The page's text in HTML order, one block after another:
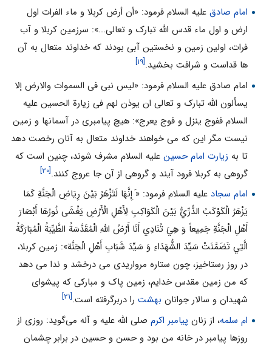
امام صادقعلیه السلام فرمود: «أن أرض کربلا و ماء الفرات اول
ارض و اول ماء قدس الله تبارک و تعالى...»: سرزمین کربلا و آب
فرات، اولین زمین و نخستین آبى بودند که خداوند متعال به آن
ها قداست و شرافت بخشید.[۱۹]
امام صادق علیه السلام فرمود: «لیس نبى فى السموات والارض إلا
یسألون الله تبارک و تعالى ان یوذن لهم فى زیارة الحسین علیه
السلام ففوج ینزل و فوج یعرج»: هیچ پیامبرى در آسمانها و زمین
نیست مگر این که مى خواهند خداوند متعال به آنان رخصت دهد
تا به زیارت امام حسینعلیه السلام مشرف شوند، چنین است که
گروهى به کربلا فرود آیند و گروهى از آن جا عروج کنند.[۲۰]
امام سجاد علیه السلام فرمود: «َ إِنَّهَا لَتَزْهَرُ بَيْنَ رِيَاضِ الْجَنَّةِ كَمَا
يَزْهَرُ الْكَوْكَبُ الدُّرِّيُّ بَيْنَ الْكَوَاكِبِ لِأَهْلِ الْأَرْضِ يَغْشَى نُورُهَا أَبْصَارَ
أَهْلِ الْجَنَّةِ جَمِيعاً وَ هِيَ تُنَادِي أَنَا أَرْضُ اللَّهِ الْمُقَدَّسَةُ الطَّيِّبَةُ الْمُبَارَكَةُ
الَّتِي تَضَمَّنَتْ سَيِّدَ الشُّهَدَاءِ وَ سَيِّدَ شَبَابِ أَهْلِ الْجَنَّة»: زمین کربلا،
در روز رستاخیز، چون ستاره مرواریدى مى درخشد و ندا مى دهد
که من زمین مقدس خدایم، زمین پاک و مبارکى که پیشواى
شهیدان و سالار جوانان بهشترا دربرگرفته است.[۲۱]
ام سلمه، از زنان پیامبر اکرمصلی الله علیه و آله می‌گوید: روزی از
روزها پیامبر در خانه من بود و حسن و حسین در برابر چشمان